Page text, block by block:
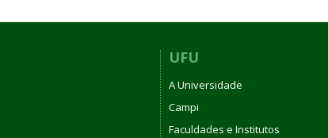
UFU
A Universidade
Campi
Faculdades e Institutos